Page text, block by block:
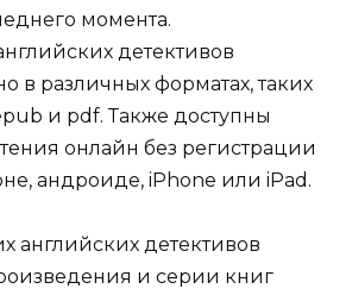
момента.
детективов
в различных форматах, таких
и pdf. Также доступны
онлайн без регистрации
андроиде, iPhone или iPad.
английских детективов
и серии книг